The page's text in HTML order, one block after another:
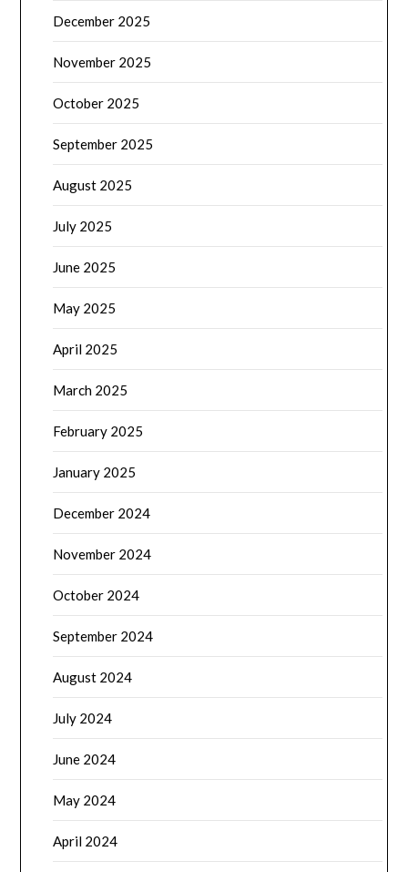
December 2025
November 2025
October 2025
September 2025
August 2025
July 2025
June 2025
May 2025
April 2025
March 2025
February 2025
January 2025
December 2024
November 2024
October 2024
September 2024
August 2024
July 2024
June 2024
May 2024
April 2024